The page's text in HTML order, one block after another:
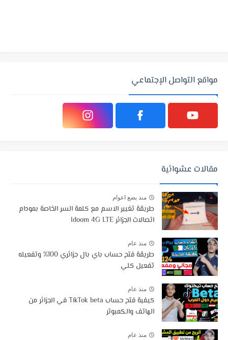
مواقع التواصل الإجتماعي
مقالات عشوائية
منذ بضع اعوام
طريقة تغيير الاسم مع كلمة السر الخاصة بمودام
اتصالات الجزائر Idoom 4G LTE
منذ عام
طريقة فتح حساب باي بال جزائري 100% وتفعيله
تفعيل كلي
منذ عام
كيفية فتح حساب TikTok beta في الجزائر من
الهاتف والكمبوتر
منذ عام